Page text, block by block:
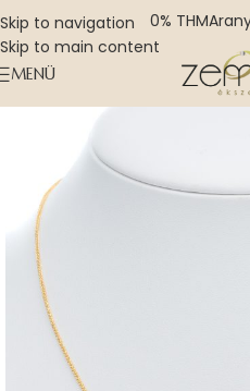
Skip to navigation
Skip to main content
0% THM
MENÜ